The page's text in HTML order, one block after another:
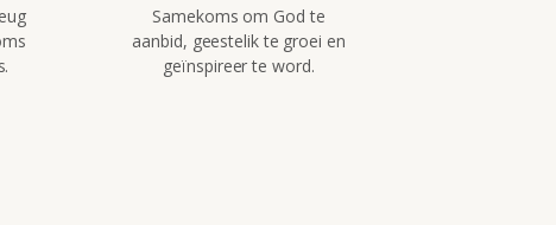
Samekoms om God te
aanbid, geestelik te groei en
geïnspireer te word.